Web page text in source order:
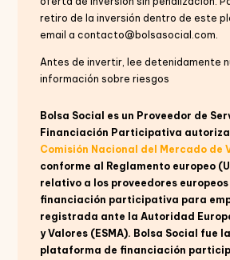
retiro de la inversión dentro de este
email a contacto@bolsasocial.com.
Antes de invertir, lee detenidamente
información sobre riesgos
Bolsa Social es un Proveedor de
Financiación Participativa
Comisión Nacional del Mercado de
conforme al Reglamento europeo
relativo a los proveedores
financiación participativa para
registrada ante la Autoridad
y Valores (ESMA). Bolsa Social fue
plataforma de financiación